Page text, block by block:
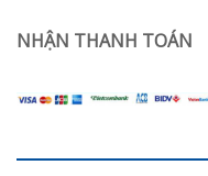
NHẬN THANH TOÁN